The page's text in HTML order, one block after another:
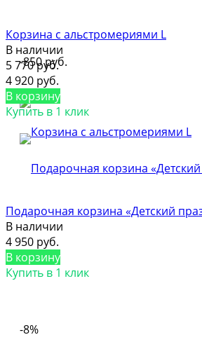
-850 руб.
Корзина с альстромериями L
В наличии
5 770 руб.
4 920 руб.
В корзину
Купить в 1 клик
Подарочная корзина «Детский
В наличии
4 950 руб.
В корзину
Купить в 1 клик
-8%